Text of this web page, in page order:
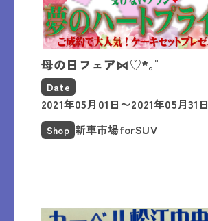
母の日フェア⋈♡*｡ﾟ
Date
2021年05月01日〜2021年05月31日
Shop 新車市場forSUV